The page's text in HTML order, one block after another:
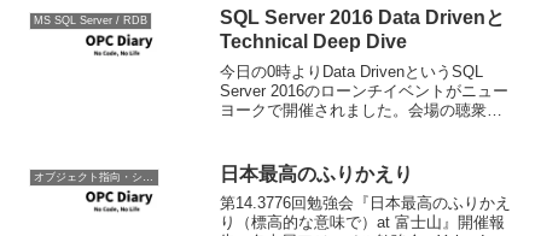
究。現状では実時間の15倍かかか...
MS SQL Server / RDB
SQL Server 2016 Data Drivenと
Technical Deep Dive
今日の0時よりData DrivenというSQL
Server 2016のローンチイベントがニュー
ヨークで開催されました。会場の聴衆が
あまりテクニカルな内容はなかっ...
日本最高のふりかえり
第14.3776回勉強会『日本最高のふりかえ
り（標高的な意味で）at 富士山』開催報